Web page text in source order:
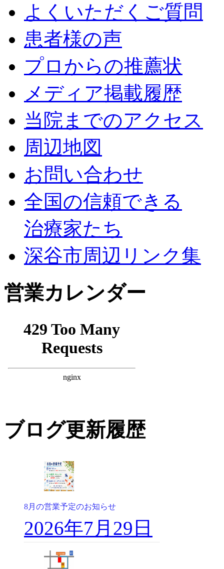
よくいただくご質問
患者様の声
プロからの推薦状
メディア掲載履歴
当院までのアクセス
周辺地図
お問い合わせ
全国の信頼できる
治療家たち
深谷市周辺リンク集
営業カレンダー
ブログ更新履歴
8月の営業予定のお知らせ
2026年7月29日